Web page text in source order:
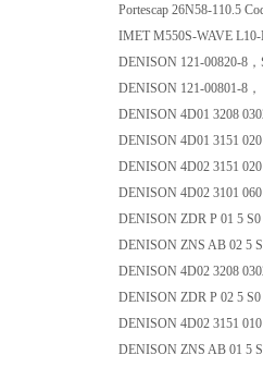
Portescap 26N58-110.5
IMET M550S-WAVE
DENISON 121-00820-8
DENISON 121-00801-8
DENISON 4D01 3208
DENISON 4D01 3151
DENISON 4D02 3151
DENISON 4D02 3101
DENISON ZDR P 01 5
DENISON ZNS AB 02 5
DENISON 4D02 3208
DENISON ZDR P 02 5
DENISON 4D02 3151
DENISON ZNS AB 01 5